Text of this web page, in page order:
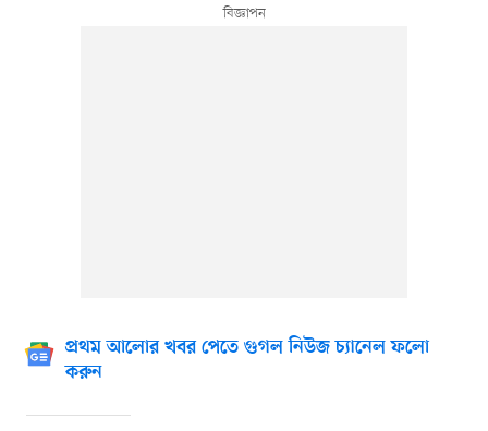
প্রথম আলোর খবর পেতে গুগল নিউজ চ্যানেল ফলো
করুন